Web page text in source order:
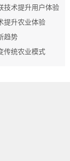
技术提升用户体验
提升农业体验
趋势
传统农业模式